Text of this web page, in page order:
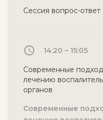
Сессия вопрос-ответ
14:20 – 15:05
Современные
лечению
органов
Современные